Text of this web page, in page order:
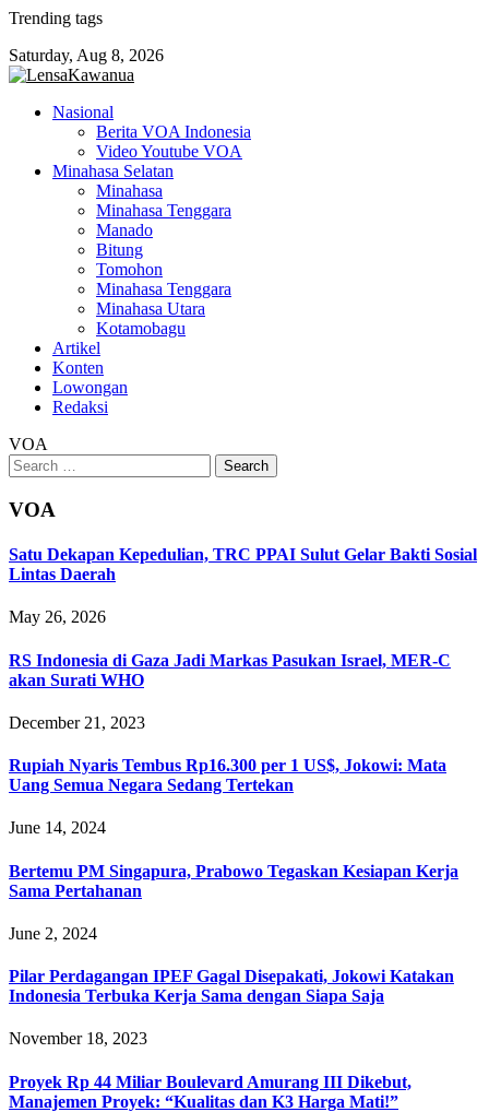
Skip
content
Trending tags
Saturday, Aug 8, 2026
Nasional
Berita VOA Indonesia
Video Youtube VOA
Minahasa Selatan
Minahasa
Minahasa Tenggara
Manado
Bitung
Tomohon
Minahasa Tenggara
Minahasa Utara
Kotamobagu
Artikel
Konten
Lowongan
Redaksi
VOA
Search
for:
VOA
Satu Dekapan Kepedulian, TRC PPAI Sulut Gelar Bakti Sosial
Lintas Daerah
May 26, 2026
RS Indonesia di Gaza Jadi Markas Pasukan Israel, MER-C
akan Surati WHO
December 21, 2023
Rupiah Nyaris Tembus Rp16.300 per 1 US$, Jokowi: Mata
Uang Semua Negara Sedang Tertekan
June 14, 2024
Bertemu PM Singapura, Prabowo Tegaskan Kesiapan Kerja
Sama Pertahanan
June 2, 2024
Pilar Perdagangan IPEF Gagal Disepakati, Jokowi Katakan
Indonesia Terbuka Kerja Sama dengan Siapa Saja
November 18, 2023
Proyek Rp 44 Miliar Boulevard Amurang III Dikebut,
Manajemen Proyek: “Kualitas dan K3 Harga Mati!”‎